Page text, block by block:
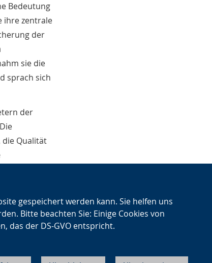
gespeichert werden kann. Sie helfen uns
Bitte beachten Sie: Einige Cookies von
das der DS-GVO entspricht.
Bedeutung
ihre zentrale
der
sie die
sprach sich
der
Qualität